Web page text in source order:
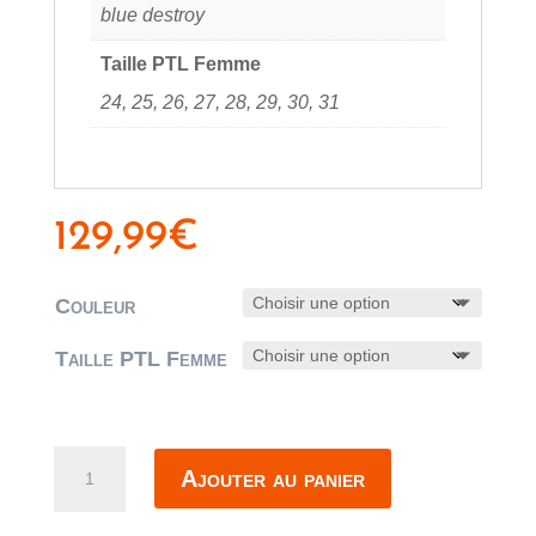
blue destroy
Taille PTL Femme
24, 25, 26, 27, 28, 29, 30, 31
129,99€
Couleur
Taille PTL Femme
Ajouter au panier